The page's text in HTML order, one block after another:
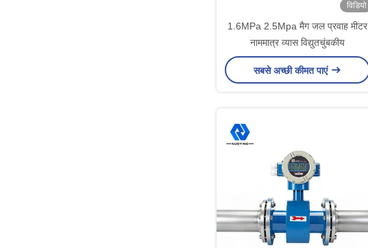
विडियो
1.6MPa 2.5Mpa मैग जल प्रवाह मीटर
नाममात्र व्यास विद्युतचुंबकीय
सबसे अच्छी कीमत पाएं